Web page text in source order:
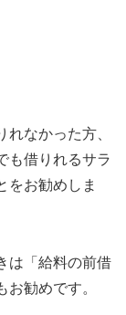
なかった方、
も借りれるサラ
をお勧めしま
は「給料の前借
勧めです。